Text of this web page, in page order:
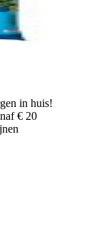
in huis!
€ 20